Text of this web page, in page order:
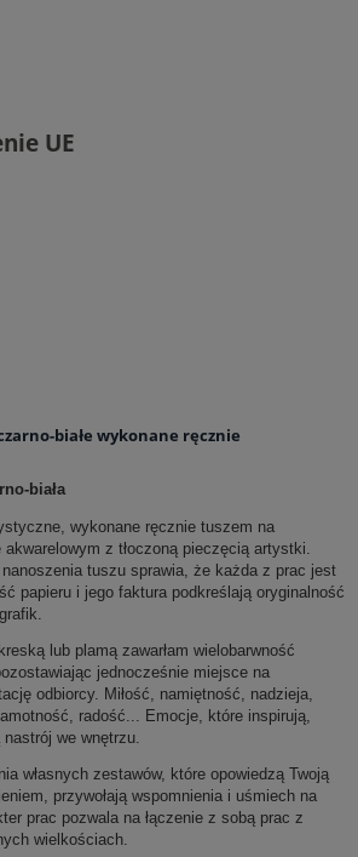
UE
białe wykonane ręcznie
biała
wykonane ręcznie tuszem na
z tłoczoną pieczęcią artystki.
tuszu sprawia, że każda z prac jest
papieru i jego faktura podkreślają oryginalność
lub plamą zawarłam wielobarwność
jednocześnie miejsce na
odbiorcy. Miłość, namiętność, nadzieja,
radość... Emocje, które inspirują,
nastrój we wnętrzu.
własnych zestawów, które opowiedzą Twoją
przywołają wspomnienia i uśmiech na
prac pozwala na łączenie z sobą prac z
wielkościach.